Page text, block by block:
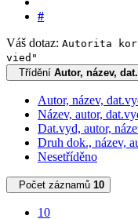
#
Váš dotaz: Autorita
vied"
Třídění Autor, název,
Autor, název,
Název, autor,
Dat.vyd, autor,
Druh dok., název,
Nesetříděno
Počet záznamů 10
10